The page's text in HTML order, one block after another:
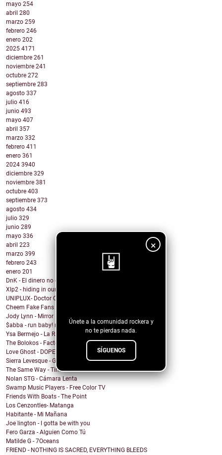
×
Únete a la comunidad rockera y
no te pierdas nada.
SÍGUENOS
mayo 254
abril 280
marzo 259
febrero 246
enero 202
2025 4171
diciembre 261
noviembre 241
octubre 272
septiembre 283
agosto 337
julio 416
junio 493
mayo 407
abril 357
marzo 332
febrero 411
enero 361
2024 3940
diciembre 329
noviembre 381
octubre 403
septiembre 373
agosto 434
julio 329
junio 289
mayo 336
abril 223
marzo 399
febrero 243
enero 201
DnK - El dinero no compra la felicidad
Xlp2 - hiding in our heart
UNIPLUX- Doctor Carlitos
Cheem Fake Fans
Jody Lynn - Mirror Mirror
$abba - run baby! run baby!
Ysa Bermejo - La Razón
The Bolokos - Factory
Love Ghost - DOPEMAN
Sierra Levesque - GET OFF MY STAGE
The Same Way - Time On Loan
Nolan STG - Cámara Lenta
Swamp Music Players - Free Color TV
Friends With Boats - The Point
Los Cenzontles- Matanga
Habitante - Mi Mañana
Joe lington - I gotta be with you
Fero Garza - Alguien Como Tú
Matilde G - 7Oceans
FRIEND - NOTHING IS SACRED, EVERYTHING BLEEDS